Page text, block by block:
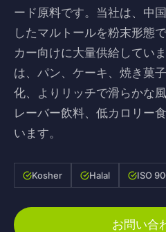
ード原料です。当社は、中
したマルトールを粉末形態
カー向けに大量供給してい
は、パン、ケーキ、焼き菓
化、よりリッチで滑らかな
レーバー飲料、低カロリー
います。
Kosher Halal ISO
お問い合